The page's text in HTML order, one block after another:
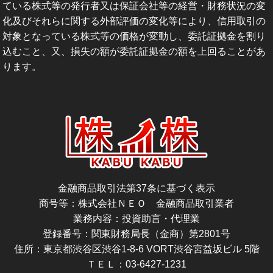
ている株式等の発行者又は保証会社等の経営・財務状況の変
化及びそれらに関する外部評価の変化等により、信用取引の
対象となっている株式等の価格が変動し、委託証拠金を割り
込むこと、又、損失の額が委託証拠金の額を上回ることがあ
ります。
金融商品取引法第37条に基づく表示
商号等：株式会社ＮＥＯ 金融商品取引業者
業務内容：投資助言・代理業
登録番号：関東財務局長（金商）第2801号
住所：東京都渋谷区渋谷1-8-6 VORT渋谷宮益坂ビル 5階
ＴＥＬ：03-6427-1231